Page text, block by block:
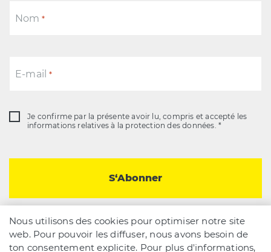
Nom *
E-mail *
Consent
Je confirme par la présente avoir lu, compris et accepté les
informations relatives à la protection des données. *
Nous utilisons des cookies pour optimiser notre site
web. Pour pouvoir les diffuser, nous avons besoin de
ton consentement explicite. Pour plus d'informations,